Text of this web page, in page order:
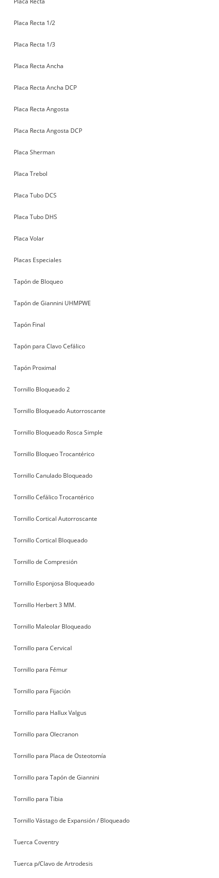
Placa Recta 1/2
Placa Recta 1/3
Placa Recta Ancha
Placa Recta Ancha DCP
Placa Recta Angosta
Placa Recta Angosta DCP
Placa Sherman
Placa Trebol
Placa Tubo DCS
Placa Tubo DHS
Placa Volar
Placas Especiales
Tapón de Bloqueo
Tapón de Giannini UHMPWE
Tapón Final
Tapón para Clavo Cefálico
Tapón Proximal
Tornillo Bloqueado 2
Tornillo Bloqueado Autorroscante
Tornillo Bloqueado Rosca Simple
Tornillo Bloqueo Trocantérico
Tornillo Canulado Bloqueado
Tornillo Cefálico Trocantérico
Tornillo Cortical Autorroscante
Tornillo Cortical Bloqueado
Tornillo de Compresión
Tornillo Esponjosa Bloqueado
Tornillo Herbert 3 MM.
Tornillo Maleolar Bloqueado
Tornillo para Cervical
Tornillo para Fémur
Tornillo para Fijación
Tornillo para Hallux Valgus
Tornillo para Olecranon
Tornillo para Placa de Osteotomía
Tornillo para Tapón de Giannini
Tornillo para Tibia
Tornillo Vástago de Expansión / Bloqueado
Tuerca Coventry
Tuerca p/Clavo de Artrodesis